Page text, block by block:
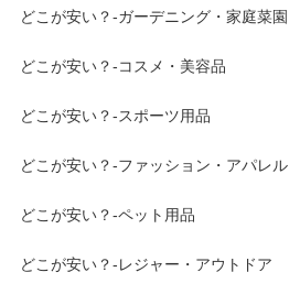
どこが安い？-ガーデニング・家庭菜園
どこが安い？-コスメ・美容品
どこが安い？-スポーツ用品
どこが安い？-ファッション・アパレル
どこが安い？-ペット用品
どこが安い？-レジャー・アウトドア